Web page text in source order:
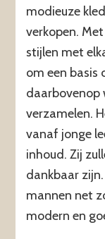
modieuze
verkopen.
stijlen met
om een basis
daarbovenop
verzamelen.
vanaf jonge
inhoud. Zij
dankbaar
mannen net
modern en